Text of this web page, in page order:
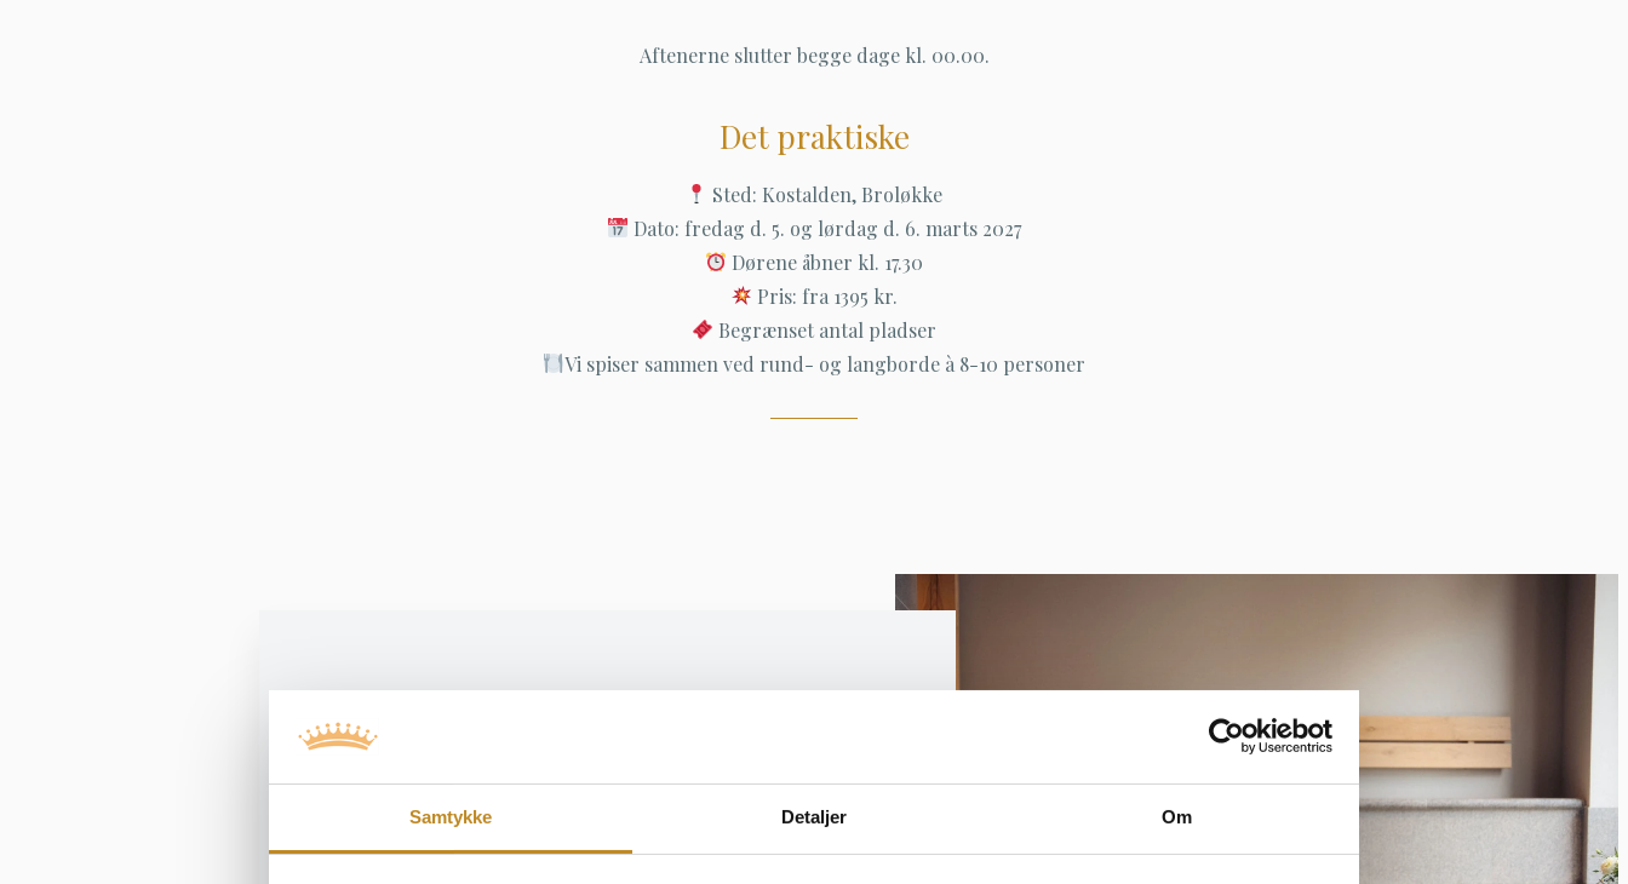
Samtykke Detaljer Om
Aftenerne slutter begge dage kl. 00.00.
Det praktiske
Sted: Kostalden, Broløkke
Dato: fredag d. 5. og lørdag d. 6. marts 2027
Dørene åbner kl. 17.30
Pris: fra 1395 kr.
Begrænset antal pladser
Vi spiser sammen ved rund- og langborde à 8-10 personer
Malte Ebert Spaophold
Indeholder: